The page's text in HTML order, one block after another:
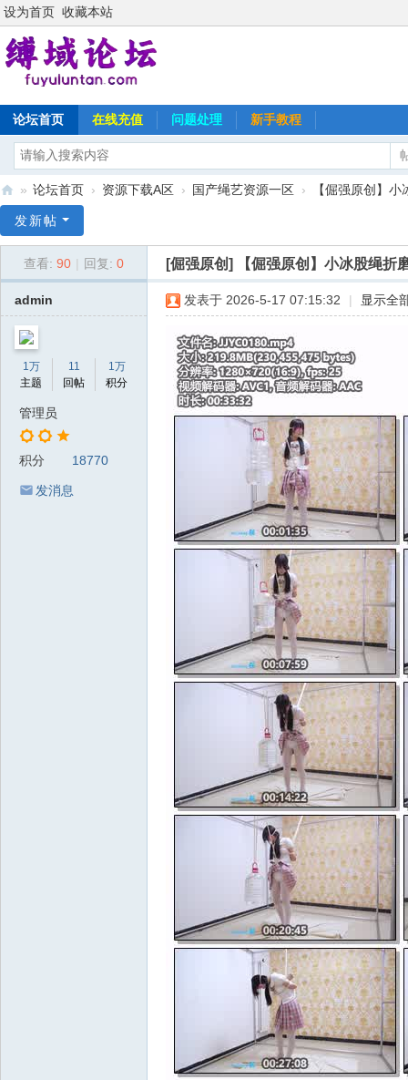
设为首页 收藏本站
论坛首页 在线充值 问题处理 新手教程
域
» 论坛首页 › 资源下载A区 › 国产绳艺资源一区 › 【倔强原创】
发新帖
查看: 90 回复: 0 [倔强原创] 【倔强原创】小冰股绳折
admin
1万
主题
11
回帖
1万
积分
管理员
积分 18770
发消息
发表于 2026-5-17 07:15:32 显示全